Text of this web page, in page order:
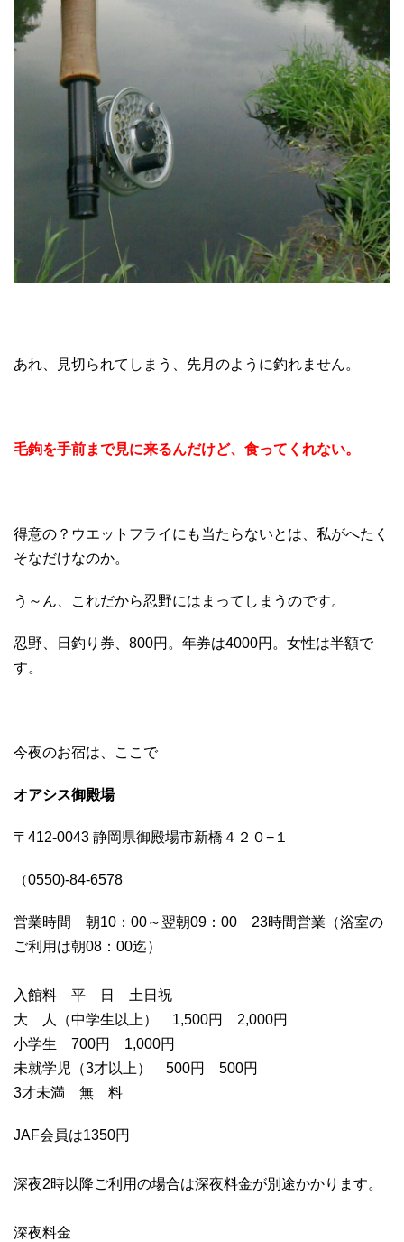
あれ、見切られてしまう、先月のように釣れません。
毛鉤を手前まで見に来るんだけど、食ってくれない。
得意の？ウエットフライにも当たらないとは、私がへたく
そなだけなのか。
う～ん、これだから忍野にはまってしまうのです。
忍野、日釣り券、800円。年券は4000円。女性は半額で
す。
今夜のお宿は、ここで
オアシス御殿場
〒412-0043 静岡県御殿場市新橋４２０−１
（0550)-84-6578
営業時間 朝10：00～翌朝09：00 23時間営業（浴室の
ご利用は朝08：00迄）
入館料 平 日
土日祝
大 人（中学生以上）
1,500円
2,000円
小学生
700円
1,000円
未就学児（3才以上）
500円
500円
3才未満
無 料
JAF会員は1350円
深夜2時以降ご利用の場合は深夜料金が別途かかります。
深夜料金